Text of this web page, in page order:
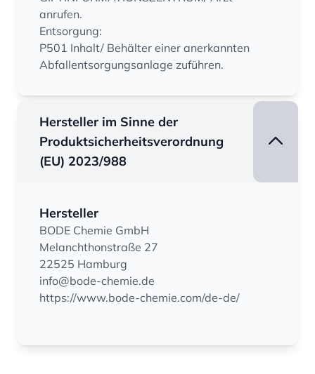
anrufen.
Entsorgung:
P501 Inhalt/ Behälter einer anerkannten
Abfallentsorgungsanlage zuführen.
Hersteller im Sinne der
Produktsicherheitsverordnung
(EU) 2023/988
Hersteller
BODE Chemie GmbH
Melanchthonstraße 27
22525 Hamburg
info@bode-chemie.de
https://www.bode-chemie.com/de-de/